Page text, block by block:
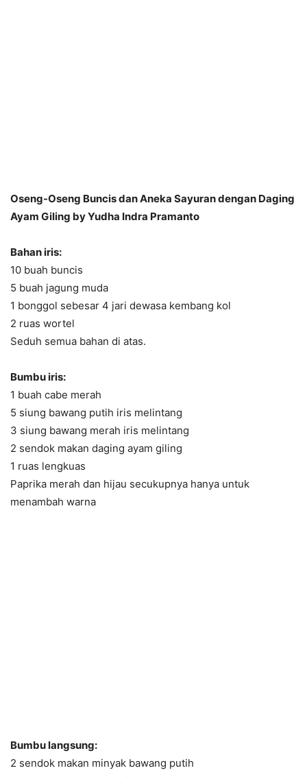
Oseng-Oseng Buncis dan Aneka Sayuran dengan Daging
Ayam Giling by Yudha Indra Pramanto
Bahan iris:
10 buah buncis
5 buah jagung muda
1 bonggol sebesar 4 jari dewasa kembang kol
2 ruas wortel
Seduh semua bahan di atas.
Bumbu iris:
1 buah cabe merah
5 siung bawang putih iris melintang
3 siung bawang merah iris melintang
2 sendok makan daging ayam giling
1 ruas lengkuas
Paprika merah dan hijau secukupnya hanya untuk
menambah warna
Bumbu langsung:
2 sendok makan minyak bawang putih